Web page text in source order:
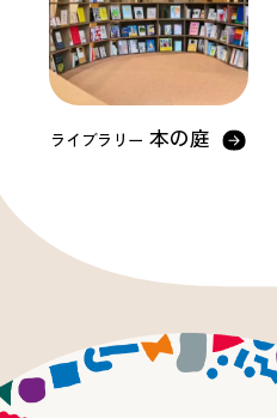
ライブラリー 本の庭